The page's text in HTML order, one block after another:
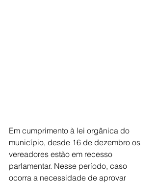
Em cumprimento à lei orgânica do
município, desde 16 de dezembro os
vereadores estão em recesso
parlamentar. Nesse período, caso
ocorra a necessidade de aprovar